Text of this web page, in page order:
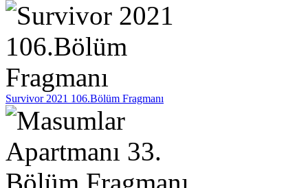
Survivor 2021 106.Bölüm Fragmanı